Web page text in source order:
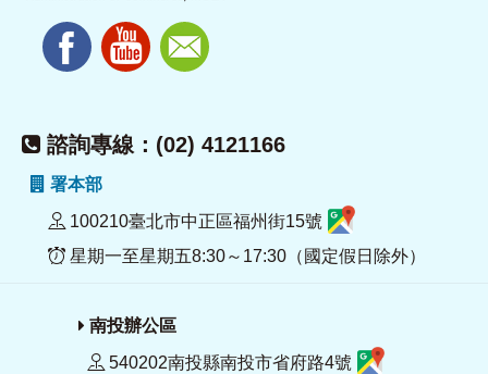
諮詢專線：(02) 4121166
署本部
100210臺北市中正區福州街15號
星期一至星期五8:30～17:30（國定假日除外）
南投辦公區
540202南投縣南投市省府路4號